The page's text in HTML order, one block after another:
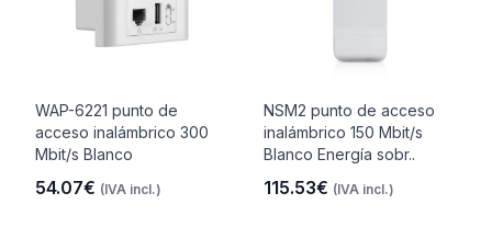
WAP-6221 punto de
acceso inalámbrico 300
Mbit/s Blanco
54.07€ (IVA incl.)
NSM2 punto de acceso
inalámbrico 150 Mbit/s
Blanco Energía sobr..
115.53€ (IVA incl.)